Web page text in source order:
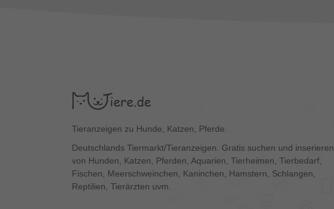
Tieranzeigen zu Hunde, Katzen, Pferde.
Deutschlands Tiermarkt/Tieranzeigen. Gratis suchen und inserieren
von Hunden, Katzen, Pferden, Aquarien, Tierheimen, Tierbedarf,
Fischen, Meerschweinchen, Kaninchen, Hamstern, Schlangen,
Reptilien, Tierärzten uvm.